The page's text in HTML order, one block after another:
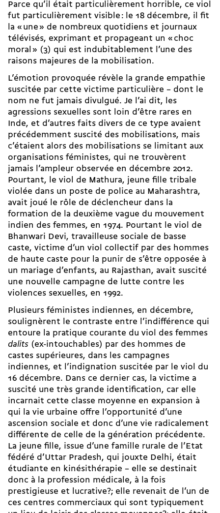
Parce qu’il était particulièrement horrible, ce viol
fut particulièrement visible : le 18 décembre, il fit
la « une » de nombreux quotidiens et journaux
télévisés, exprimant et propageant un « choc
moral » (3) qui est indubitablement l’une des
raisons majeures de la mobilisation.
L’émotion provoquée révèle la grande empathie
suscitée par cette victime particulière – dont le
nom ne fut jamais divulgué. Je l’ai dit, les
agressions sexuelles sont loin d’être rares en
Inde, et d’autres faits divers de ce type avaient
précédemment suscité des mobilisations, mais
c’étaient alors des mobilisations se limitant aux
organisations féministes, qui ne trouvèrent
jamais l’ampleur observée en décembre 2012.
Pourtant, le viol de Mathura, jeune fille tribale
violée dans un poste de police au Maharashtra,
avait joué le rôle de déclencheur dans la
formation de la deuxième vague du mouvement
indien des femmes, en 1974. Pourtant le viol de
Bhanwari Devi, travailleuse sociale de basse
caste, victime d’un viol collectif par des hommes
de haute caste pour la punir de s’être opposée à
un mariage d’enfants, au Rajasthan, avait suscité
une nouvelle campagne de lutte contre les
violences sexuelles, en 1992.
Plusieurs féministes indiennes, en décembre,
soulignèrent le contraste entre l’indifférence qui
entoure la pratique courante du viol des femmes
dalits (ex-intouchables) par des hommes de
castes supérieures, dans les campagnes
indiennes, et l’indignation suscitée par le viol du
16 décembre. Dans ce dernier cas, la victime a
suscité une très grande identification, car elle
incarnait cette classe moyenne en expansion à
qui la vie urbaine offre l’opportunité d’une
ascension sociale et donc d’une vie radicalement
différente de celle de la génération précédente.
La jeune fille, issue d’une famille rurale de l’Etat
fédéré d’Uttar Pradesh, qui jouxte Delhi, était
étudiante en kinésithérapie – elle se destinait
donc à la profession médicale, à la fois
prestigieuse et lucrative?; elle revenait de l’un de
ces centres commerciaux qui sont typiquement